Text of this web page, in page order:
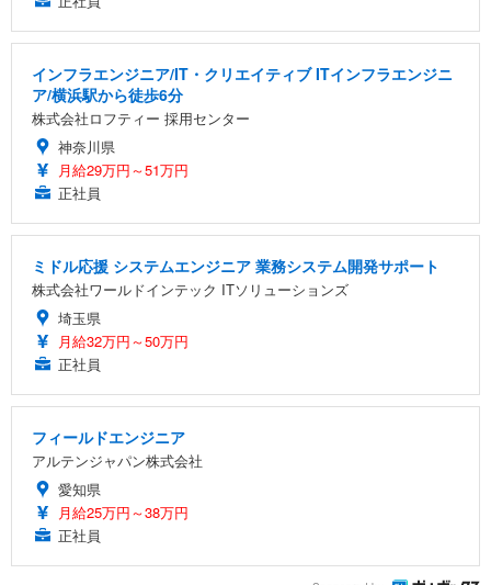
インフラエンジニア/IT・クリエイティブ ITインフラエンジニ
ア/横浜駅から徒歩6分
株式会社ロフティー 採用センター
神奈川県
月給29万円～51万円
正社員
ミドル応援 システムエンジニア 業務システム開発サポート
株式会社ワールドインテック ITソリューションズ
埼玉県
月給32万円～50万円
正社員
フィールドエンジニア
アルテンジャパン株式会社
愛知県
月給25万円～38万円
正社員